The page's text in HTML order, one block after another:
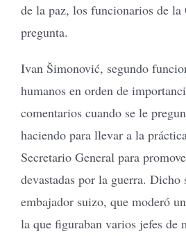
de la paz, los funcionarios de
pregunta.
Ivan Šimonović, segundo
humanos en orden de
comentarios cuando se le
haciendo para llevar a la
Secretario General para
devastadas por la guerra. Dicho
embajador suizo, que moderó
la que figuraban varios jefes de